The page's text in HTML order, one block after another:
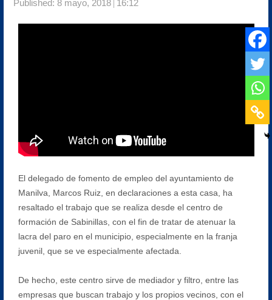
Published: 8 mayo, 2018 16:12
El delegado de fomento de empleo del ayuntamiento de
Manilva, Marcos Ruiz, en declaraciones a esta casa, ha
resaltado el trabajo que se realiza desde el centro de
formación de Sabinillas, con el fin de tratar de atenuar la
lacra del paro en el municipio, especialmente en la franja
juvenil, que se ve especialmente afectada.
De hecho, este centro sirve de mediador y filtro, entre las
empresas que buscan trabajo y los propios vecinos, con el